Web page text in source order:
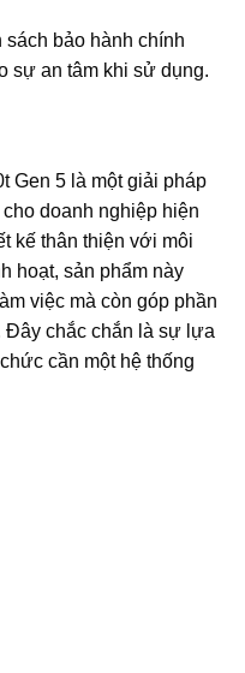
sách bảo hành chính
sự an tâm khi sử dụng.
Gen 5 là một giải pháp
doanh nghiệp hiện
kế thân thiện với môi
hoạt, sản phẩm này
việc mà còn góp phần
Đây chắc chắn là sự lựa
cần một hệ thống